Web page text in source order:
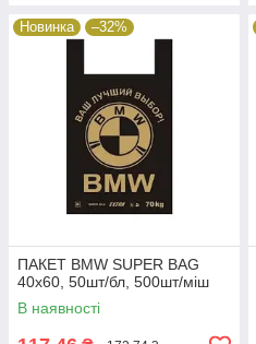
Новинка –32%
ПАКЕТ ВМW SUPER BAG
40х60, 50шт/бл, 500шт/міш
В наявності